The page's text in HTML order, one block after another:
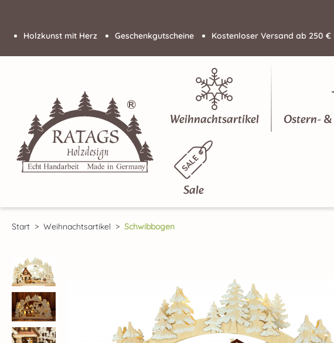
Holzkunst mit Herz Geschenkgutscheine Kostenloser Versand ab 250
Weihnachtsartikel Ostern-
Sale
Start Weihnachtsartikel Schwibbogen
Bildergalerie überspringen